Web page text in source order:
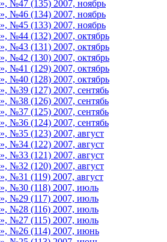
№47 (135) 2007, ноябрь
№46 (134) 2007, ноябрь
№45 (133) 2007, ноябрь
№44 (132) 2007, октябрь
№43 (131) 2007, октябрь
№42 (130) 2007, октябрь
№41 (129) 2007, октябрь
№40 (128) 2007, октябрь
№39 (127) 2007, сентябь
№38 (126) 2007, сентябь
№37 (125) 2007, сентябь
№36 (124) 2007, сентябь
№35 (123) 2007, август
№34 (122) 2007, август
№33 (121) 2007, август
№32 (120) 2007, август
№31 (119) 2007, август
№30 (118) 2007, июль
№29 (117) 2007, июль
№28 (116) 2007, июль
№27 (115) 2007, июль
№26 (114) 2007, июнь